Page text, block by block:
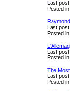
Last
Posted in
Last
Posted in
Last
Posted in
The
Last
Posted in